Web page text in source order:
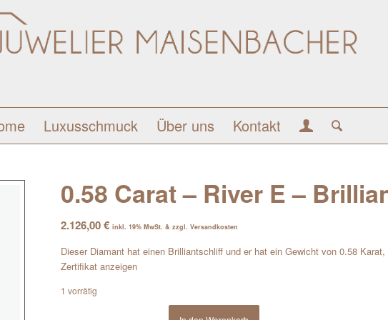
Luxusschmuck Über uns Kontakt
0.58 Carat – River E –
2.126,00€ inkl. 19% MwSt. & zzgl. Versandkosten
Dieser Diamant hat einen Brilliantschliff und er hat ein Gewicht von 0.58
Zertifikat anzeigen
1 vorrätig